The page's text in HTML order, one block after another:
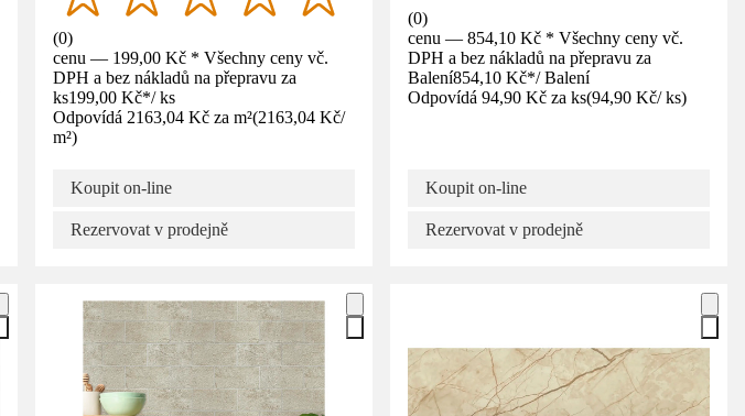
(0)
cenu — 199,00 Kč * Všechny ceny vč.
DPH a bez nákladů na přepravu za
ks199,00 Kč*/ ks
Odpovídá 2163,04 Kč za m²(2163,04 Kč/
m²)
Koupit on-line
Rezervovat v prodejně
(0)
cenu — 854,10 Kč * Všechny ceny vč.
DPH a bez nákladů na přepravu za
Balení854,10 Kč*/ Balení
Odpovídá 94,90 Kč za ks(94,90 Kč/ ks)
Koupit on-line
Rezervovat v prodejně